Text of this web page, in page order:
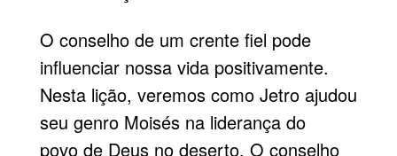
O conselho de um crente fiel pode
influenciar nossa vida positivamente.
Nesta lição, veremos como Jetro ajudou
seu genro Moisés na liderança do
povo de Deus no deserto. O conselho